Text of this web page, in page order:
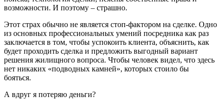
возможности. И поэтому – страшно.
Этот страх обычно не является стоп-фактором на сделке. Одно
из основных профессиональных умений посредника как раз
заключается в том, чтобы успокоить клиента, объяснить, как
будет проходить сделка и предложить выгодный вариант
решения жилищного вопроса. Чтобы человек видел, что здесь
нет никаких «подводных камней», которых стоило бы
бояться.
А вдруг я потеряю деньги?